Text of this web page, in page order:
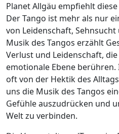
Planet Allgäu empfiehlt
Der Tango ist mehr als nur
von Leidenschaft,
Musik des Tangos erzählt
Verlust und Leidenschaft,
emotionale Ebene
oft von der Hektik des
uns die Musik des Tangos
Gefühle auszudrücken und
Welt zu verbinden.